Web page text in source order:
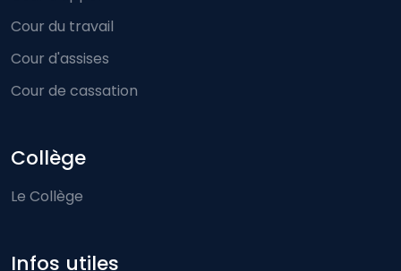
Cour du travail
Cour d'assises
Cour de cassation
Collège
Le Collège
Infos utiles